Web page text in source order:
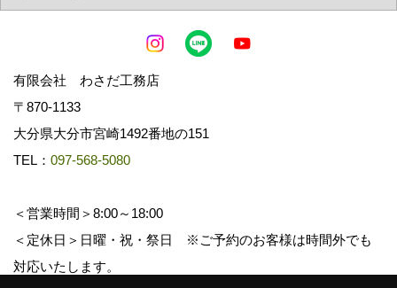
有限会社 わさだ工務店
〒870-1133
大分県大分市宮崎1492番地の151
TEL： 097-568-5080
＜営業時間＞8:00～18:00
＜定休日＞日曜・祝・祭日 ※ご予約のお客様は時間外でも
対応いたします。